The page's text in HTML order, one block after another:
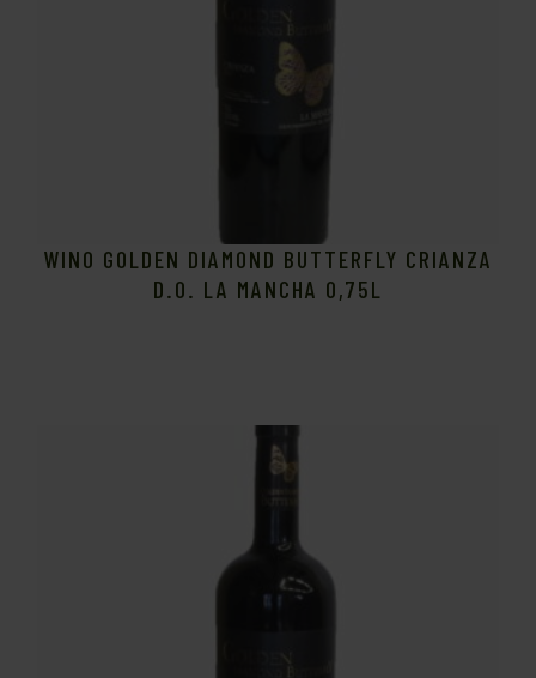
WINO GOLDEN DIAMOND BUTTERFLY CRIANZA
D.O. LA MANCHA 0,75L